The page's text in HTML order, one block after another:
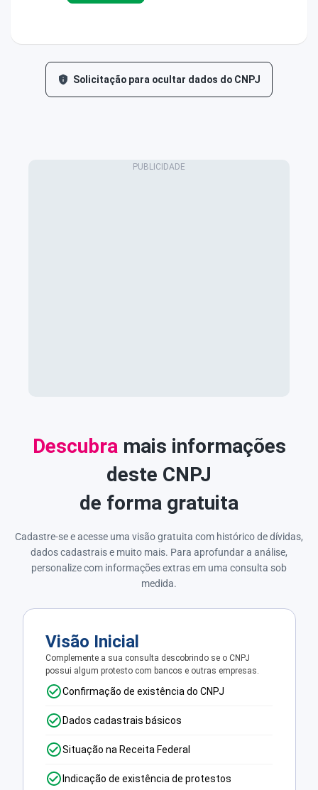
Solicitação para ocultar dados do CNPJ
Descubramais informações
deste CNPJ
de forma gratuita
Cadastre-se e acesse uma visão gratuita com histórico de dívidas,
dados cadastrais e muito mais. Para aprofundar a análise,
personalize com informações extras em uma consulta sob
medida.
Visão Inicial
Complemente a sua consulta descobrindo se o CNPJ
possui algum protesto com bancos e outras empresas.
Confirmação de existência do CNPJ
Dados cadastrais básicos
Situação na Receita Federal
Indicação de existência de protestos